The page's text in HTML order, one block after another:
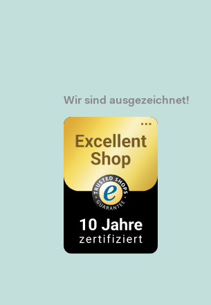
Wir sind ausgezeichnet!